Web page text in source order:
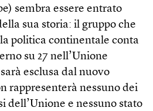
sembra essere entrato
sua storia: il gruppo che
politica continentale conta
su 27 nell’Unione
esclusa dal nuovo
rappresenterà nessuno dei
dell’Unione e nessuno stato